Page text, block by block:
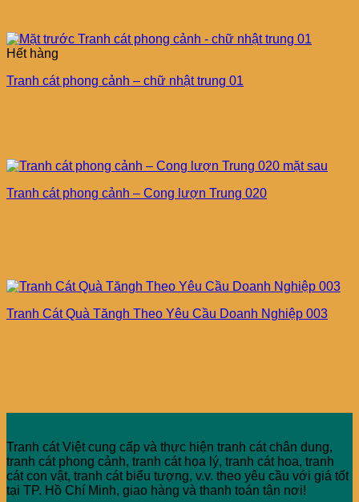
Hết hàng
Tranh cát phong cảnh – chữ nhật trung 01
Tranh cát phong cảnh – Cong lượn Trung 020
Tranh Cát Quà Tăngh Theo Yêu Cầu Doanh Nghiệp 003
Tranh cát Việt cung cấp và thực hiện tranh cát chân dung,
tranh cát phong cảnh, tranh cát họa lý, tranh cát hoa, tranh
cát con vật, tranh cát biểu tượng, v.v. theo yêu cầu với giá tốt
tại TP. Hồ Chí Minh, giao hàng và thanh toán tận nơi!